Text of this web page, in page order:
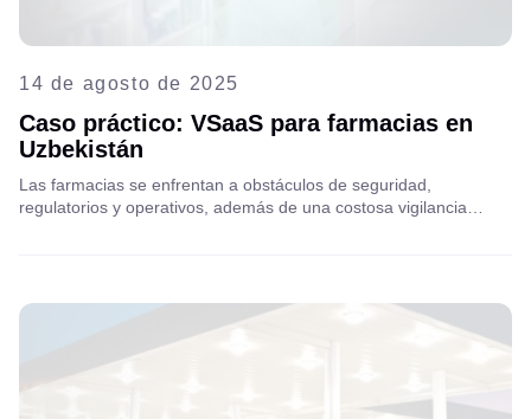
14 de agosto de 2025
Caso práctico: VSaaS para farmacias en
Uzbekistán
Las farmacias se enfrentan a obstáculos de seguridad,
regulatorios y operativos, además de una costosa vigilancia